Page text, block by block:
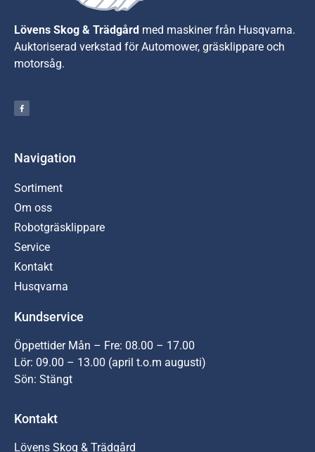
Lövens Skog & Trädgård med maskiner från Husqvarna.
Auktoriserad verkstad för Automower, gräsklippare och
motorsåg.
Navigation
Sortiment
Om oss
Robotgräsklippare
Service
Kontakt
Husqvarna
Kundservice
Öppettider Mån – Fre: 08.00 – 17.00
Lör: 09.00 – 13.00 (april t.o.m augusti)
Sön: Stängt
Kontakt
Lövens Skog & Trädgård